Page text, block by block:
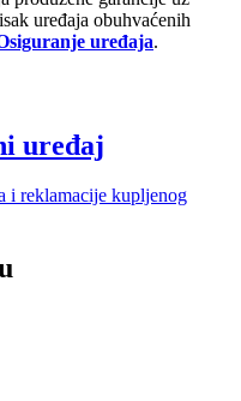
uređaja obuhvaćenih
uređaja.
uređaj
i reklamacije kupljenog